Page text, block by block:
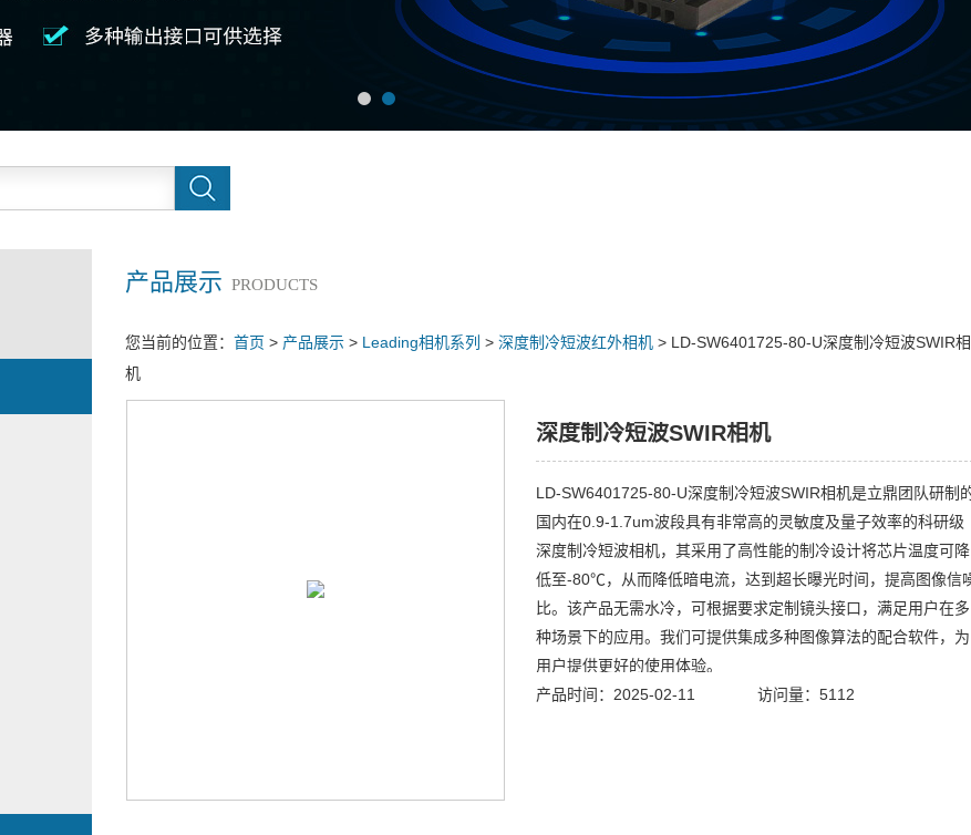
产品展示 PRODUCTS
您当前的位置： 首页 > 产品展示 > Leading相机系列 > 深度制冷短波红外相机 > LD-SW6401725-80-U深度制冷短波SWIR相
机
深度制冷短波SWIR相机
LD-SW6401725-80-U深度制冷短波SWIR相机是立鼎团队研制
国内在0.9-1.7um波段具有非常高的灵敏度及量子效率的科研级
深度制冷短波相机，其采用了高性能的制冷设计将芯片温度可降
低至-80℃，从而降低暗电流，达到超长曝光时间，提高图像信
比。该产品无需水冷，可根据要求定制镜头接口，满足用户在多
种场景下的应用。我们可提供集成多种图像算法的配合软件，为
用户提供更好的使用体验。
产品时间：2025-02-11
访问量：5112